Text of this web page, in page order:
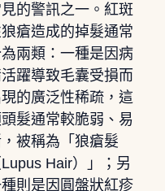
的警訊之一。紅斑
瘡造成的掉髮通常
兩類：一種是因病
躍導致毛囊受損而
的廣泛性稀疏，這
髮通常較脆弱、易
，被稱為「狼瘡髮
Lupus Hair）」；另
則是因圓盤狀紅疹